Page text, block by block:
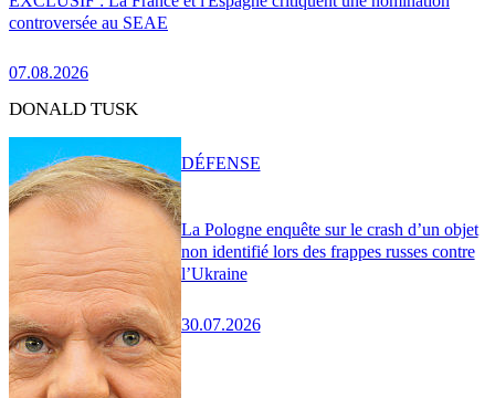
controversée au SEAE
07.08.2026
DONALD TUSK
La Pologne enquête sur le crash d’un objet
non identifié lors des frappes russes contre
l’Ukraine
30.07.2026
DÉFENSE